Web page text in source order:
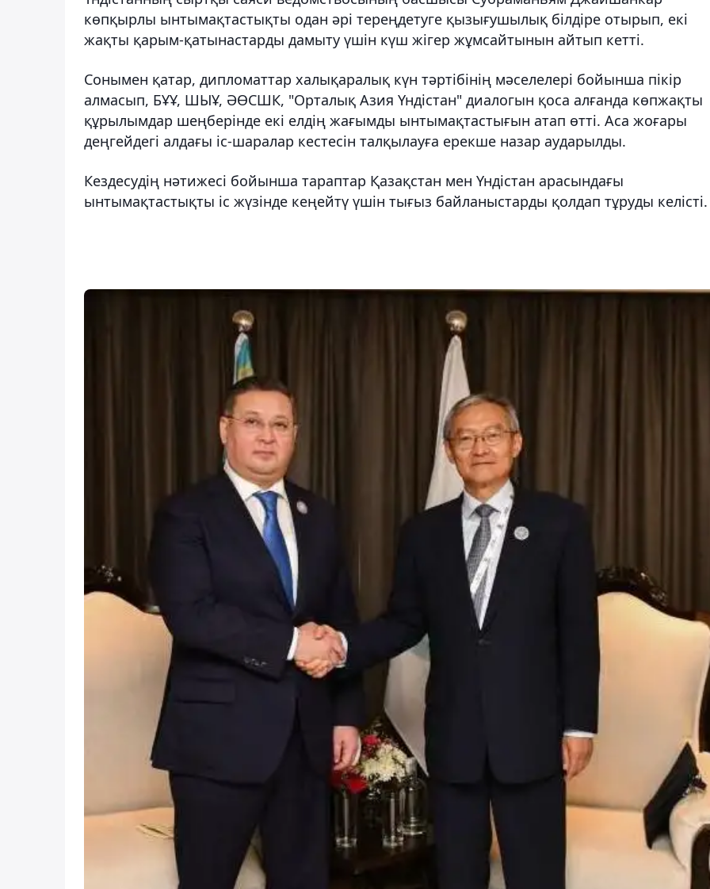
көпқырлы ынтымақтастықты одан әрі тереңдетуге қызығушылық білдіре отырып, екі
жақты қарым-қатынастарды дамыту үшін күш жігер жұмсайтынын айтып кетті.
Сонымен қатар, дипломаттар халықаралық күн тәртібінің мәселелері бойынша пікір
алмасып, БҰҰ, ШЫҰ, ӘӨСШК, "Орталық Азия Үндістан" диалогын қоса алғанда көпжақты
құрылымдар шеңберінде екі елдің жағымды ынтымақтастығын атап өтті. Аса жоғары
деңгейдегі алдағы іс-шаралар кестесін талқылауға ерекше назар аударылды.
Кездесудің нәтижесі бойынша тараптар Қазақстан мен Үндістан арасындағы
ынтымақтастықты іс жүзінде кеңейтү үшін тығыз байланыстарды қолдап тұруды келісті.